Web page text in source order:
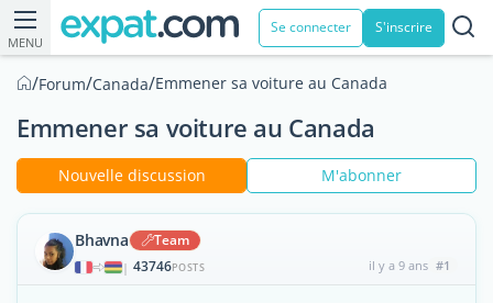
MENU
Se connecter S'inscrire
/Forum/Canada/Emmener sa voiture au Canada
Emmener sa voiture au Canada
Nouvelle discussion M'abonner
Bhavna Team
| 43746POSTS il y a 9 ans #1